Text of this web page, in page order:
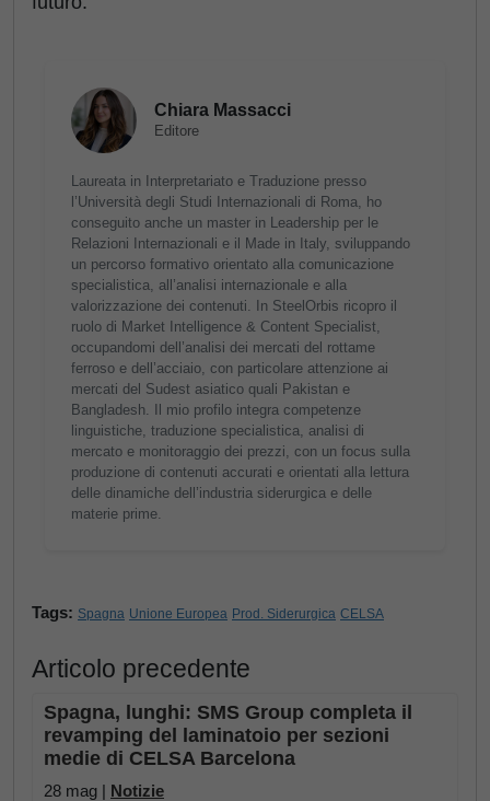
Chiara Massacci
Editore
Laureata in Interpretariato e Traduzione presso
l’Università degli Studi Internazionali di Roma, ho
conseguito anche un master in Leadership per le
Relazioni Internazionali e il Made in Italy, sviluppando
un percorso formativo orientato alla comunicazione
specialistica, all’analisi internazionale e alla
valorizzazione dei contenuti. In SteelOrbis ricopro il
ruolo di Market Intelligence & Content Specialist,
occupandomi dell’analisi dei mercati del rottame
ferroso e dell’acciaio, con particolare attenzione ai
mercati del Sudest asiatico quali Pakistan e
Bangladesh. Il mio profilo integra competenze
linguistiche, traduzione specialistica, analisi di
mercato e monitoraggio dei prezzi, con un focus sulla
produzione di contenuti accurati e orientati alla lettura
delle dinamiche dell’industria siderurgica e delle
materie prime.
Tags: Spagna Unione Europea Prod. Siderurgica CELSA
Articolo precedente
Spagna, lunghi: SMS Group completa il
revamping del laminatoio per sezioni
medie di CELSA Barcelona
28 mag | Notizie